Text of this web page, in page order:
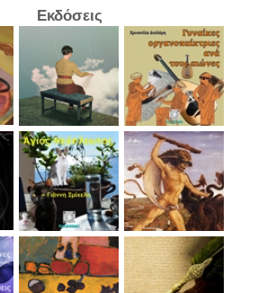
Εκδόσεις